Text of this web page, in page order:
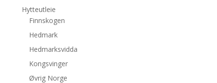
Hytteutleie
Finnskogen
Hedmark
Hedmarksvidda
Kongsvinger
Øvrig Norge